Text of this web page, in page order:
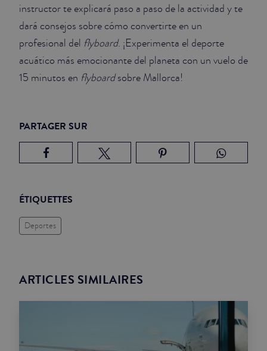
instructor te explicará paso a paso de la actividad y te
dará consejos sobre cómo convertirte en un
profesional del flyboard. ¡Experimenta el deporte
acuático más emocionante del planeta con un vuelo de
15 minutos en flyboardsobre Mallorca!
PARTAGER SUR
ÉTIQUETTES
Deportes
ARTICLES SIMILAIRES